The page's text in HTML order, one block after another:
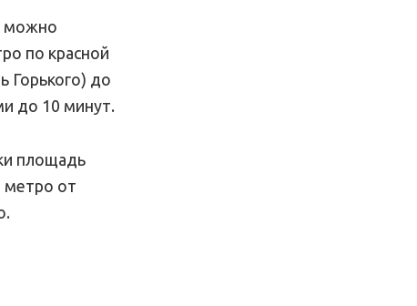
можно
по красной
Горького) до
до 10 минут.
площадь
метро от